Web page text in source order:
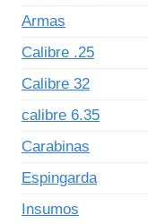
Armas
Calibre .25
Calibre 32
calibre 6.35
Carabinas
Espingarda
Insumos